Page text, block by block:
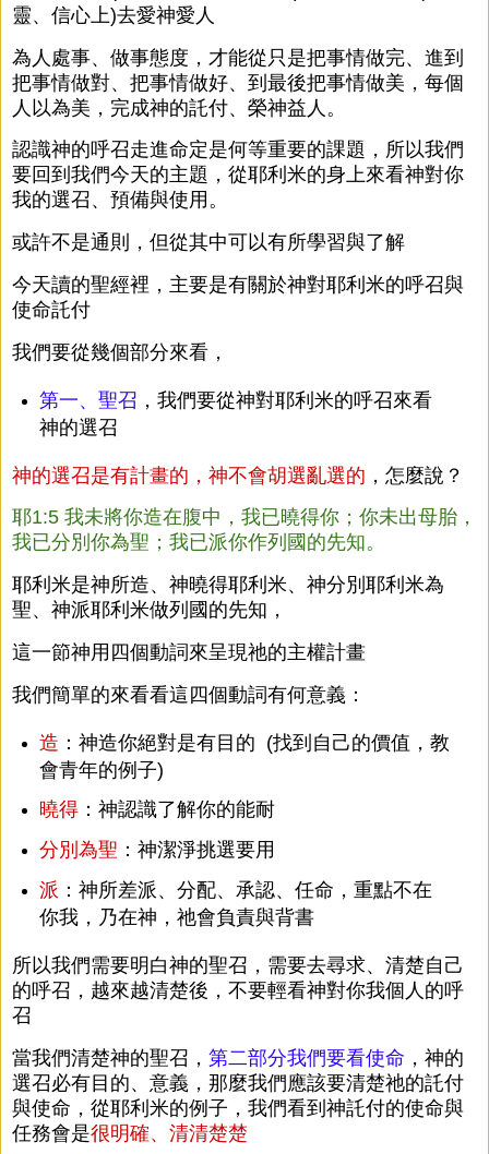
靈、信心上)去愛神愛人
為人處事、做事態度，才能從只是把事情做完、進到
把事情做對、把事情做好、到最後把事情做美，每個
人以為美，完成神的託付、榮神益人。
認識神的呼召走進命定是何等重要的課題，所以我們
要回到我們今天的主題，從耶利米的身上來看神對你
我的選召、預備與使用。
或許不是通則，但從其中可以有所學習與了解
今天讀的聖經裡，主要是有關於神對耶利米的呼召與
使命託付
我們要從幾個部分來看，
第一、聖召 ，我們要從神對耶利米的呼召來看
神的選召
神的選召是有計畫的，神不會胡選亂選的 ，怎麼說？
耶1:5 我未將你造在腹中，我已曉得你；你未出母胎，
我已分別你為聖；我已派你作列國的先知。
耶利米是神所造、神曉得耶利米、神分別耶利米為
聖、神派耶利米做列國的先知，
這一節神用四個動詞來呈現祂的主權計畫
我們簡單的來看看這四個動詞有何意義：
造 ：神造你絕對是有目的 (找到自己的價值，教
會青年的例子)
曉得：神認識了解你的能耐
分別為聖 ：神潔淨挑選要用
派 ：神所差派、分配、承認、任命，重點不在
你我，乃在神，祂會負責與背書
所以我們需要明白神的聖召，需要去尋求、清楚自己
的呼召，越來越清楚後，不要輕看神對你我個人的呼
召
當我們清楚神的聖召， 第二部分我們要看使命 ，神的
選召必有目的、意義，那麼我們應該要清楚祂的託付
與使命，從耶利米的例子，我們看到神託付的使命與
任務會是很明確、清清楚楚